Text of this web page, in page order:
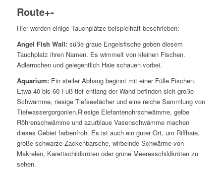
Route+-
Hier werden einige Tauchplätze beispielhaft beschrieben:
Angel Fish Wall:süße graue Engelsfische geben diesem
Tauchplatz ihren Namen. Es wimmelt von kleinen Fischen.
Adlerrochen und gelegentlich Haie schauen vorbei.
Aquarium: Ein steiler Abhang beginnt mit einer Fülle Fischen.
Etwa 40 bis 60 Fuß tief entlang der Wand befinden sich große
Schwämme, riesige Tiefseefächer und eine reiche Sammlung von
Tiefwassergorgonien.Riesige Elefantenohrschwämme, gelbe
Röhrenschwämme und azurblaue Vasenschwämme machen
dieses Gebiet farbenfroh. Es ist auch ein guter Ort, um Riffhaie,
große schwarze Zackenbarsche, wirbelnde Schwärme von
Makrelen, Karettschildkröten oder grüne Meeresschildkröten zu
sehen.